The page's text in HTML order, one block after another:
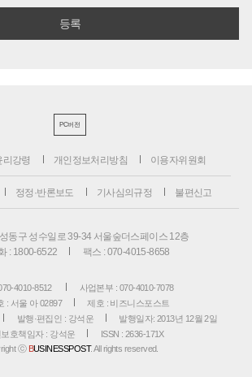
PC버전
리강령 개인정보처리방침 이용자위원회
정정·반론보도 기사심의규정 불편신고
동구 성수일로 39-34 서울숲더스페이스 12층
: 1800-6522
팩스 : 070-4015-8658
4010-8512
사업본부 : 070-4010-7078
: 서울 아 02897
제호 : 비즈니스포스트
발행·편집인 : 강석운
발행일자: 2013년 12월 2일
호책임자 : 강석운
ISSN : 2636-171X
ⓒ BUSINESSPOST. All rights reserved.